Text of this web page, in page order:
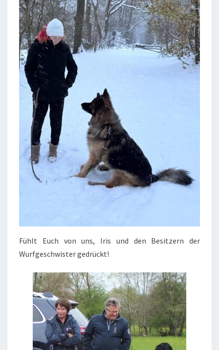
Fühlt Euch von uns, Iris und den Besitzern der
Wurfgeschwister gedrückt!